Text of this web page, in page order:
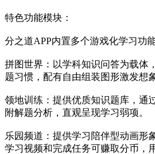
特色功能模块：
分之道APP内置多个游戏化学习功能
拼图世界：以学科知识问答为载体
题习惯，配有自由组装图形激发想
领地训练：提供优质知识题库，通
附解题分析，直观呈现学习弱项。
乐园频道：提供学习陪伴型动画
学习视频和完成任务可赚取分币，